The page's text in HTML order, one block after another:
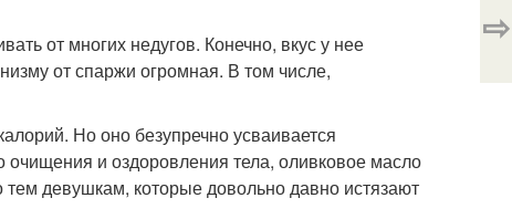
от многих недугов. Конечно, вкус у нее
от спаржи огромная. В том числе,
Но оно безупречно усваивается
и оздоровления тела, оливковое масло
девушкам, которые довольно давно истязают
⇨